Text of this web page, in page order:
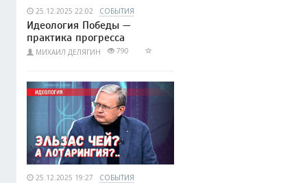
25.12.2025 22:02 СОБЫТИЯ
Идеология Победы —
практика прогресса
МИХАИЛ ДЕЛЯГИН 790
25.12.2025 19:27 СОБЫТИЯ